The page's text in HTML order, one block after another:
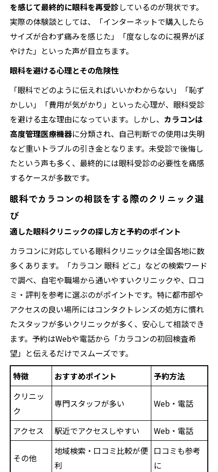
を感じて最終的に眼科を再受診しているのが現状です。
実際の体験談としては、「インターネットで購入したら
サイズが合わず痛みを感じた」「度なしなのに視界がぼ
やけた」といった声が目立ちます。
眼科を避ける心理とその危険性
「眼科でどのように伝えればいいかわからない」「恥ず
かしい」「費用が気がかり」といった心理が、眼科受診
を避ける主な理由になっています。しかし、 カラコンは
高度管理医療機器に分類され、自己判断での使用は失明
など重いトラブルの引き金となります。未受診で後悔し
たという声も多く、最終的には眼科受診の必要性を痛感
するケースが多数です。
眼科でカラコンの相談をする際のクリニック選
び
適した眼科クリニックの探し方と予約のポイント
カラコンに対応している眼科クリニックは全国各地に数
多くあります。「カラコン 眼科 どこ」などの検索ワード
で調べ、自宅や職場から通いやすいクリニックや、口コ
ミ・評判を参考に選ぶのがポイントです。特に都市部や
アクセスの良い場所にはコンタクトレンズの処方に慣れ
たスタッフが多いクリニックが多く、安心して相談でき
ます。予約はWebや電話から「カラコンの初回検査希
望」と伝えるだけでスムーズです。
特徴
おすすめポイント
予約方法
クリニッ
ク
専門スタッフが多い Web・電話
アクセス 駅近でアクセスしやすい Web・電話
その他
地域検索・口コミ比較が便
利
口コミも参考
に